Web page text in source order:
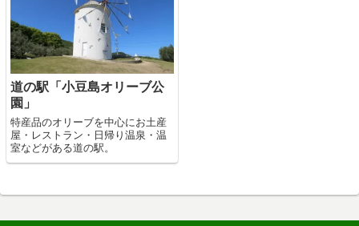
道の駅「小豆島オリーブ公
園」
特産品のオリーブを中心にお土産
屋・レストラン・日帰り温泉・温
室などがある道の駅。